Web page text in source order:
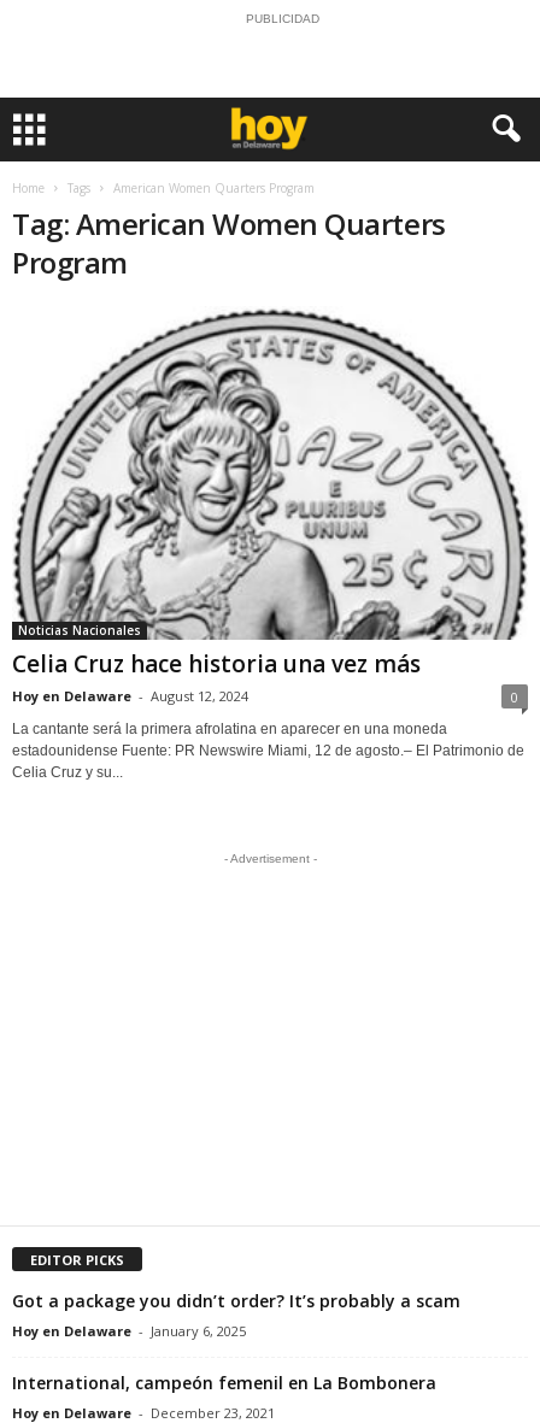
PUBLICIDAD
Home Tags American Women Quarters Program
Tag: American Women Quarters
Program
Noticias Nacionales
Celia Cruz hace historia una vez más
Hoy en Delaware - August 12, 2024 0
La cantante será la primera afrolatina en aparecer en una moneda
estadounidense Fuente: PR Newswire Miami, 12 de agosto.– El Patrimonio de
Celia Cruz y su...
- Advertisement -
EDITOR PICKS
Got a package you didn’t order? It’s probably a scam
Hoy en Delaware - January 6, 2025
International, campeón femenil en La Bombonera
Hoy en Delaware - December 23, 2021